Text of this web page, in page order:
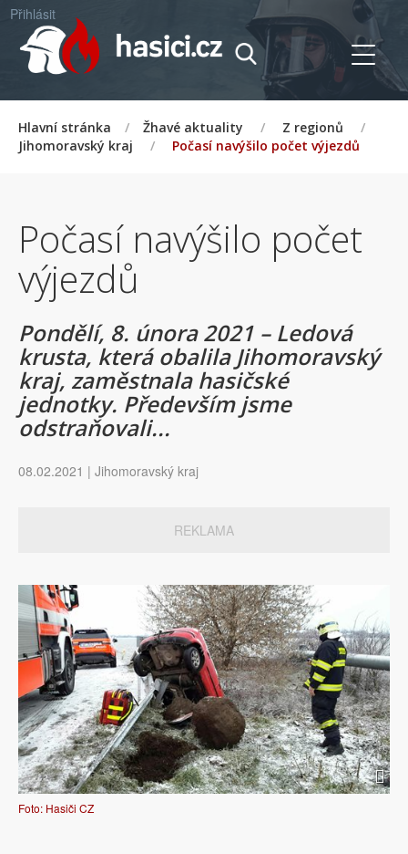
Přihlásit
Hlavní stránka / Žhavé aktuality / Z regionů
/
Jihomoravský kraj
/ Počasí navýšilo počet výjezdů
Počasí navýšilo počet
výjezdů
Pondělí, 8. února 2021 – Ledová
krusta, která obalila Jihomoravský
kraj, zaměstnala hasičské
jednotky. Především jsme
odstraňovali...
08.02.2021 | Jihomoravský kraj
REKLAMA
Foto: Hasiči CZ